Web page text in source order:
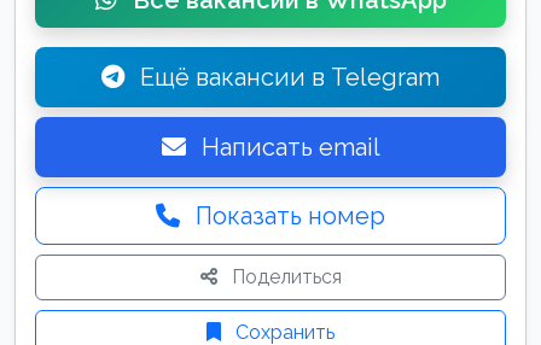
Ещё вакансии в Telegram
Написать email
Показать номер
Поделиться
Сохранить